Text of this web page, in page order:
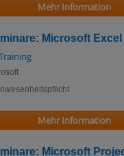
Mehr Information
Microsoft
Mehr Information
Microsoft